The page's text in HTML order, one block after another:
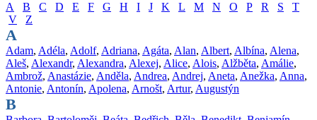
A B C D E F G H I J K L M N O P R S
T
V
Z
A
Adam, Adéla, Adolf, Adriana, Agáta, Alan, Albert, Albína, Alena,
Aleš, Alexandr, Alexandra, Alexej, Alice, Alois, Alžběta, Amálie,
Ambrož, Anastázie, Anděla, Andrea, Andrej, Aneta, Anežka, Anna,
Antonie, Antonín, Apolena, Arnošt, Artur, Augustýn
B